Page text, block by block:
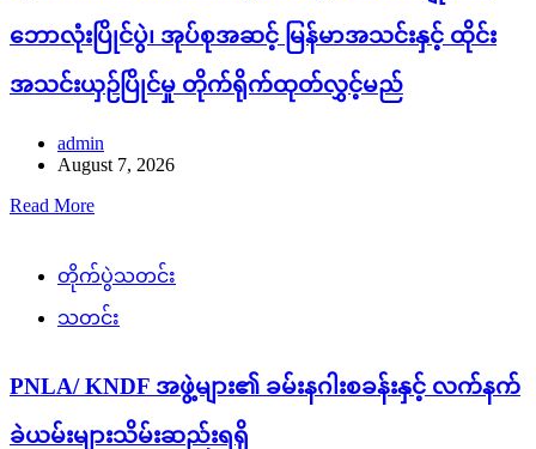
ဘောလုံးပြိုင်ပွဲ၊ အုပ်စုအဆင့် မြန်မာအသင်းနှင့် ထိုင်း
အသင်းယှဉ်ပြိုင်မှု တိုက်ရိုက်ထုတ်လွှင့်မည်
admin
August 7, 2026
Read More
တိုက်ပွဲသတင်း
သတင်း
PNLA/ KNDF အဖွဲ့များ၏ ခမ်းနဂါးစခန်းနှင့် လက်နက်
ခဲယမ်းများသိမ်းဆည်းရရှိ